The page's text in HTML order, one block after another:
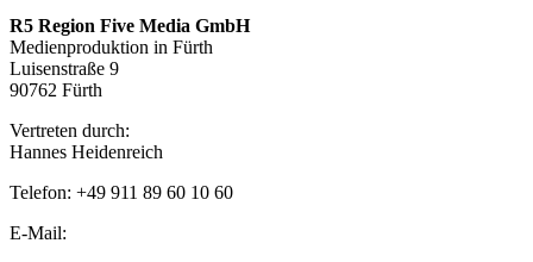
R5 Region Five Media GmbH
Medienproduktion in Fürth
Luisenstraße 9
90762 Fürth
Vertreten durch:
Hannes Heidenreich
Telefon: +49 911 89 60 10 60
E-Mail: